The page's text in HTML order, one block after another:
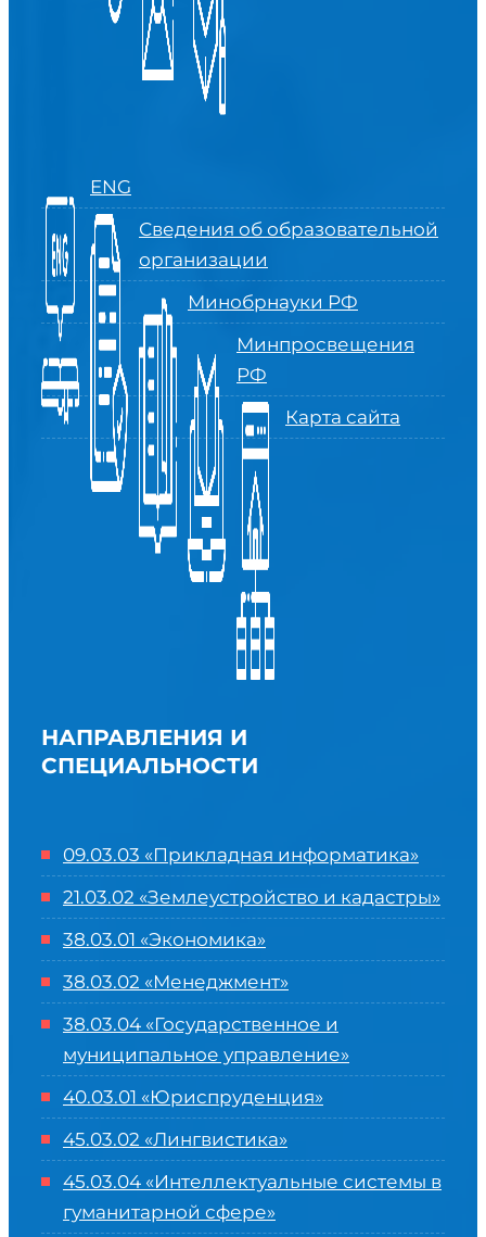
ENG
Сведения об образовательной
организации
Минобрнауки РФ
Минпросвещения
РФ
Карта сайта
НАПРАВЛЕНИЯ И
СПЕЦИАЛЬНОСТИ
09.03.03 «Прикладная информатика»
21.03.02 «Землеустройство и кадастры»
38.03.01 «Экономика»
38.03.02 «Менеджмент»
38.03.04 «Государственное и
муниципальное управление»
40.03.01 «Юриспруденция»
45.03.02 «Лингвистика»
45.03.04 «Интеллектуальные системы в
гуманитарной сфере»